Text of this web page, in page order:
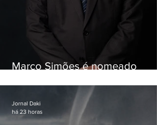
Marco Simões é nomeado
Jornal Daki
há 23 horas